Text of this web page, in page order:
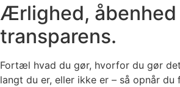
Ærlighed, åbenhed
transparens.
Fortæl hvad du gør, hvorfor du gør
langt du er, eller ikke er – så opnår du